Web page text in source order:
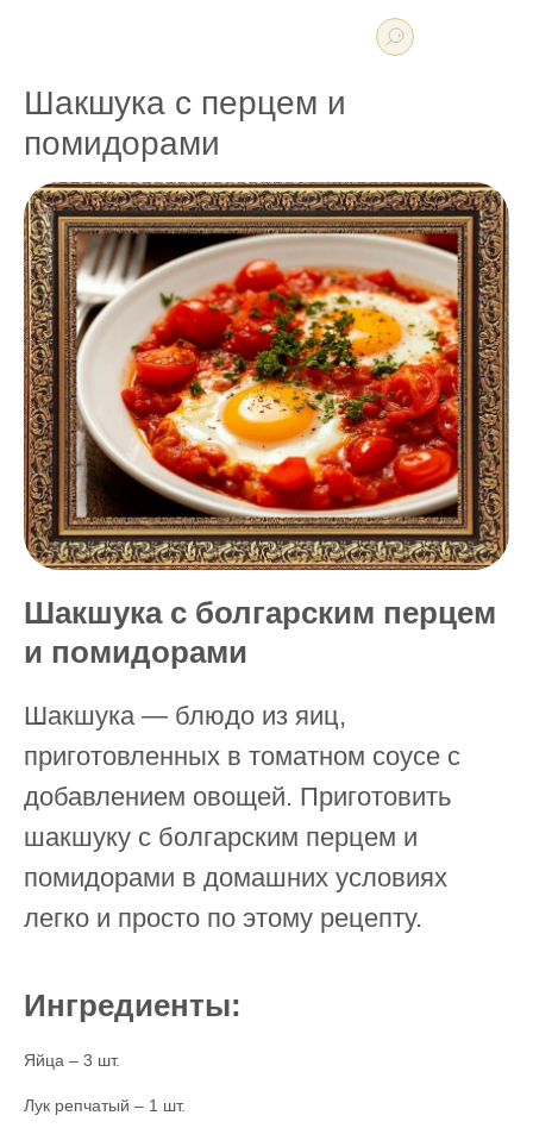
Шакшука с перцем и
помидорами
Шакшука с болгарским перцем
и помидорами
Шакшука — блюдо из яиц,
приготовленных в томатном соусе с
добавлением овощей. Приготовить
шакшуку с болгарским перцем и
помидорами в домашних условиях
легко и просто по этому рецепту.
Ингредиенты:
Яйца – 3 шт.
Лук репчатый – 1 шт.